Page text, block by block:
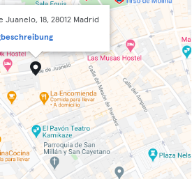
Juanelo, 18, 28012 Madrid